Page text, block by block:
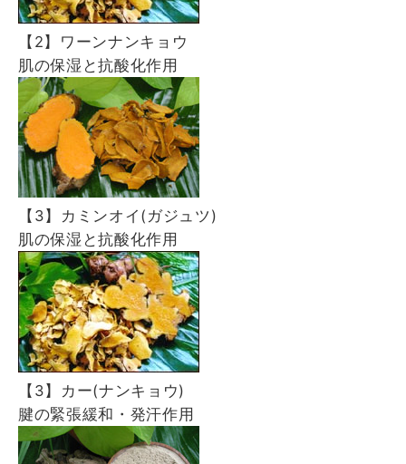
【2】ワーンナンキョウ
肌の保湿と抗酸化作用
【3】カミンオイ(ガジュツ)
肌の保湿と抗酸化作用
【3】カー(ナンキョウ)
腱の緊張緩和・発汗作用